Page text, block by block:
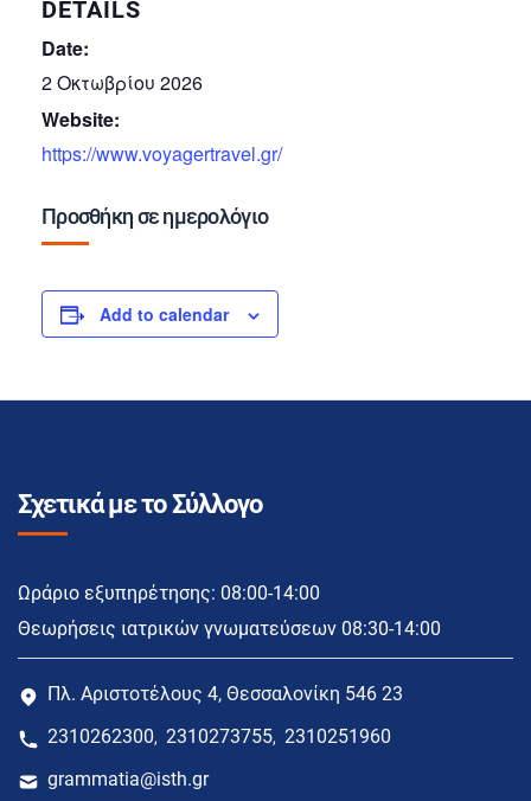
DETAILS
Date:
2 Οκτωβρίου 2026
Website:
https://www.voyagertravel.gr/
Προσθήκη σε ημερολόγιο
Add to calendar
Σχετικά με το Σύλλογο
Ωράριο εξυπηρέτησης: 08:00-14:00
Θεωρήσεις ιατρικών γνωματεύσεων 08:30-14:00
Πλ. Αριστοτέλους 4, Θεσσαλονίκη 546 23
2310262300, 2310273755, 2310251960
grammatia@isth.gr